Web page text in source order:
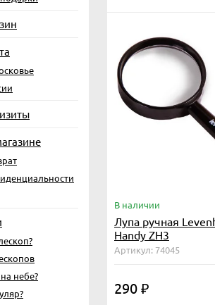
небе?
В наличии
Лупа ручная
Handy ZH3
Артикул: 74045
290 ₽